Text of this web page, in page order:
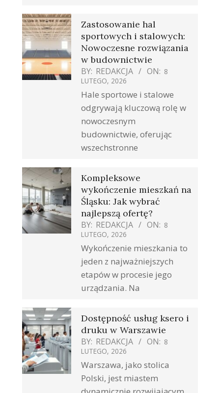
Zastosowanie hal
sportowych i stalowych:
Nowoczesne rozwiązania
w budownictwie
BY: REDAKCJA ON: 8
LUTEGO, 2026
Hale sportowe i stalowe
odgrywają kluczową rolę w
nowoczesnym
budownictwie, oferując
wszechstronne
Kompleksowe
wykończenie mieszkań na
Śląsku: Jak wybrać
najlepszą ofertę?
BY: REDAKCJA ON: 8
LUTEGO, 2026
Wykończenie mieszkania to
jeden z najważniejszych
etapów w procesie jego
urządzania. Na
Dostępność usług ksero i
druku w Warszawie
BY: REDAKCJA ON: 8
LUTEGO, 2026
Warszawa, jako stolica
Polski, jest miastem